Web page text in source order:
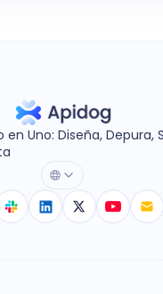
Uno: Diseña, Depura,